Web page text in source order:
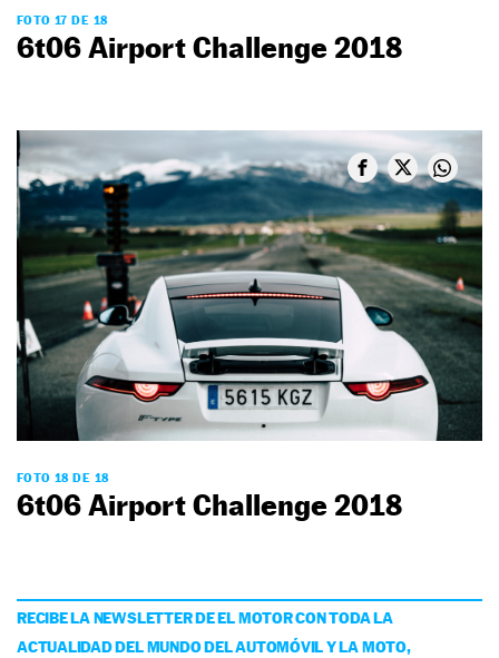
FOTO 17 DE 18
6t06 Airport Challenge 2018
FOTO 18 DE 18
6t06 Airport Challenge 2018
RECIBE LA NEWSLETTER DE EL MOTOR CON TODA LA
ACTUALIDAD DEL MUNDO DEL AUTOMÓVIL Y LA MOTO,